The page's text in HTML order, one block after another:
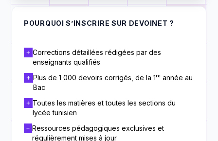
POURQUOI S’INSCRIRE SUR DEVOINET ?
Corrections détaillées rédigées par des
enseignants qualifiés
Plus de 1 000 devoirs corrigés, de la 1ʳᵉ année au
Bac
Toutes les matières et toutes les sections du
lycée tunisien
Ressources pédagogiques exclusives et
régulièrement mises à jour